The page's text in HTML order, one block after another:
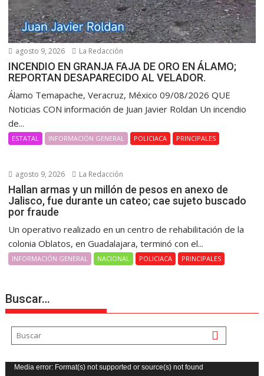
agosto 9, 2026 La Redacción
INCENDIO EN GRANJA FAJA DE ORO EN ÁLAMO;
REPORTAN DESAPARECIDO AL VELADOR.
Álamo Temapache, Veracruz, México 09/08/2026 QUE
Noticias CON información de Juan Javier Roldan Un incendio
de...
ESTATAL INFORMACIÓN GENERAL POLICIACA PRINCIPALES
agosto 9, 2026 La Redacción
Hallan armas y un millón de pesos en anexo de
Jalisco, fue durante un cateo; cae sujeto buscado
por fraude
Un operativo realizado en un centro de rehabilitación de la
colonia Oblatos, en Guadalajara, terminó con el...
INFORMACIÓN GENERAL NACIONAL POLICIACA PRINCIPALES
Buscar…
Reproductor
Media error: Format(s) not supported or source(s) not found